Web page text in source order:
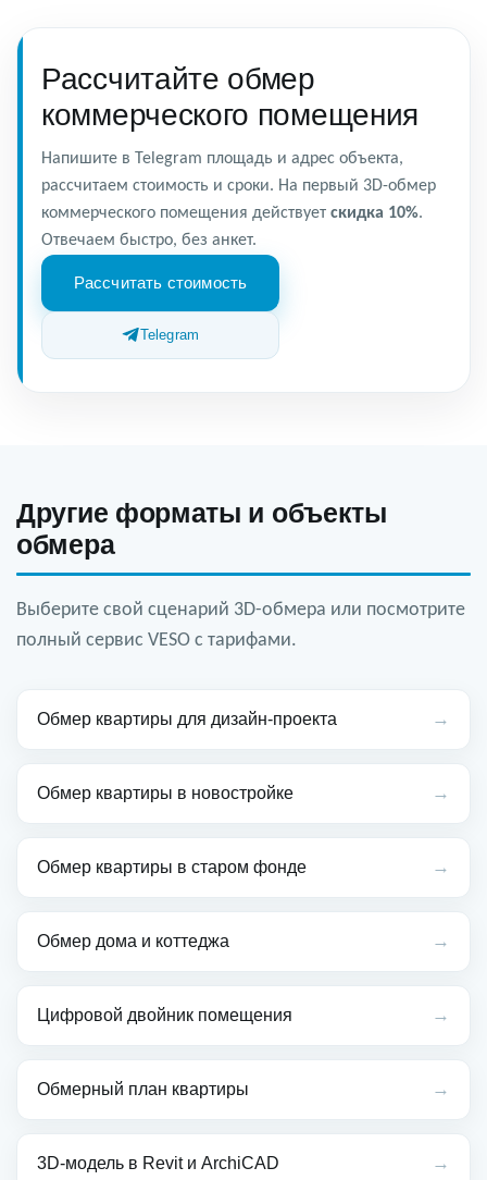
можем приехать в индивидуальном порядке:
рассчитаем стоимость и сроки под вашу задачу.
Рассчитайте обмер
коммерческого помещения
Напишите в Telegram площадь и адрес объекта,
рассчитаем стоимость и сроки. На первый 3D-обмер
коммерческого помещения действует скидка 10%.
Отвечаем быстро, без анкет.
Рассчитать стоимость
Telegram
Другие форматы и объекты
обмера
Выберите свой сценарий 3D-обмера или посмотрите
полный сервис VESO с тарифами.
Обмер квартиры для дизайн-проекта →
Обмер квартиры в новостройке →
Обмер квартиры в старом фонде →
Обмер дома и коттеджа →
Цифровой двойник помещения →
Обмерный план квартиры →
3D-модель в Revit и ArchiCAD →